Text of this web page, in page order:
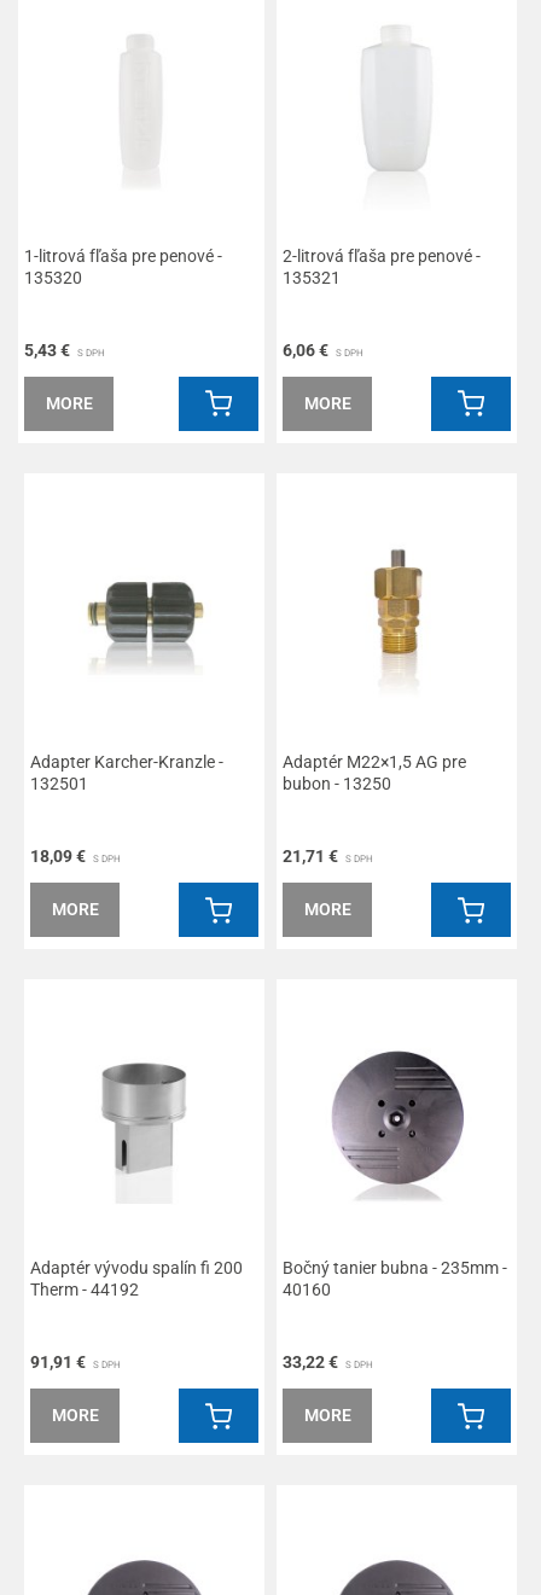
1-litrová fľaša pre penové -
135320
5,43 € S DPH
MORE
2-litrová fľaša pre penové -
135321
6,06 € S DPH
MORE
Adapter Karcher-Kranzle -
132501
18,09 € S DPH
MORE
Adaptér M22×1,5 AG pre
bubon - 13250
21,71 € S DPH
MORE
Adaptér vývodu spalín fi 200
Therm - 44192
91,91 € S DPH
MORE
Bočný tanier bubna - 235mm -
40160
33,22 € S DPH
MORE